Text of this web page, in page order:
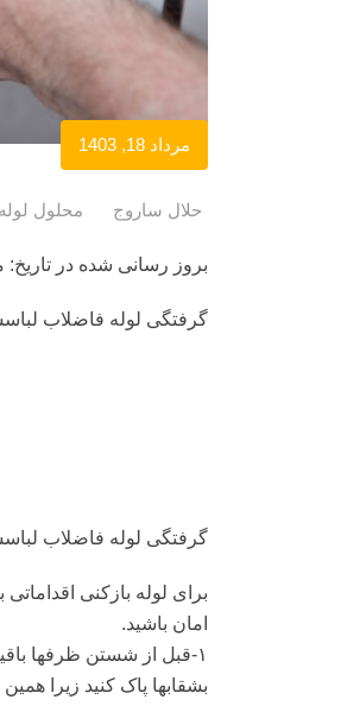
مرداد 18, 1403
حلال ساروج محلول
بروز رسانی شده در تاریخ: مرداد
گرفتگی لوله فاضلاب
گرفتگی لوله فاضلاب
برای لوله بازکنی
امان باشید.
۱-قبل از شستن ظرف‏ها
بشقاب‏ها پاک کنید زیرا